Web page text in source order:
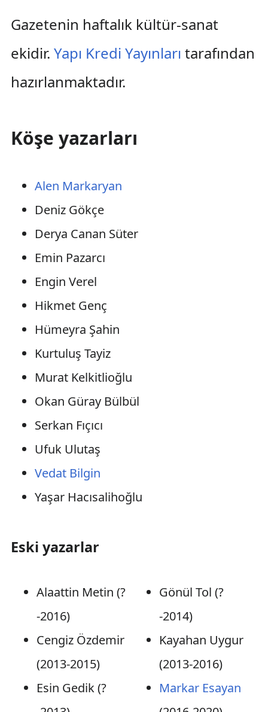
Gazetenin haftalık kültür-sanat
ekidir. Yapı Kredi Yayınları tarafından
hazırlanmaktadır.
Köşe yazarları
Alen Markaryan
Deniz Gökçe
Derya Canan Süter
Emin Pazarcı
Engin Verel
Hikmet Genç
Hümeyra Şahin
Kurtuluş Tayiz
Murat Kelkitlioğlu
Okan Güray Bülbül
Serkan Fıçıcı
Ufuk Ulutaş
Vedat Bilgin
Yaşar Hacısalihoğlu
Eski yazarlar
Alaattin Metin (?
-2016)
Cengiz Özdemir
(2013-2015)
Esin Gedik (?
Gönül Tol (?
-2014)
Kayahan Uygur
(2013-2016)
Markar Esayan